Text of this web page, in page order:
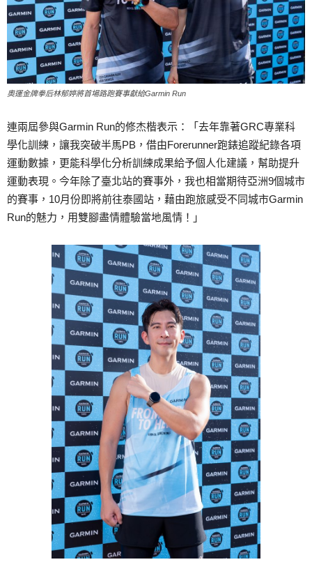
奧運金牌拳后林郁婷將首場路跑賽事獻給Garmin Run
連兩屆參與Garmin Run的修杰楷表示：「去年靠著GRC專業科
學化訓練，讓我突破半馬PB，借由Forerunner跑錶追蹤紀錄各項
運動數據，更能科學化分析訓練成果給予個人化建議，幫助提升
運動表現。今年除了臺北站的賽事外，我也相當期待亞洲9個城市
的賽事，10月份即將前往泰國站，藉由跑旅感受不同城市Garmin
Run的魅力，用雙腳盡情體驗當地風情！」